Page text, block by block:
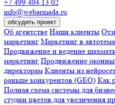
раньше конкурентов (GEO)
Полная схема системы для бизнеса!
студии цветов для увеличения
Удаленный отдел маркетинга в
маркетинга: сайта, рекламы,
и корпоративных сайтов
лидогенерации Разработка
сайтов SEO оптимизация и
Google Настройка и ведение
Директ
Работа над продажами в